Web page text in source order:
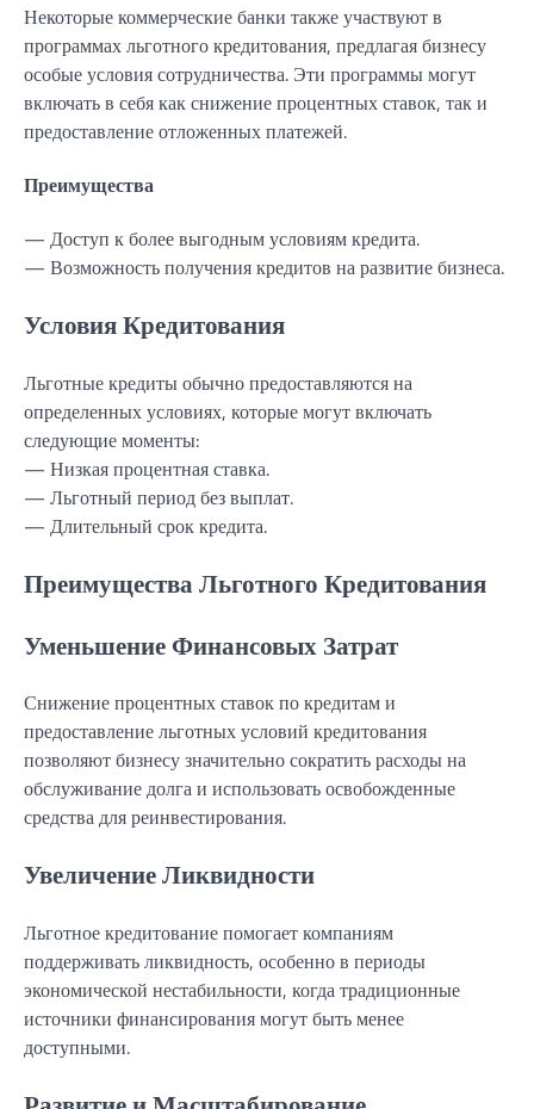
Некоторые коммерческие банки также участвуют в
программах льготного кредитования, предлагая бизнесу
особые условия сотрудничества. Эти программы могут
включать в себя как снижение процентных ставок, так и
предоставление отложенных платежей.
Преимущества
— Доступ к более выгодным условиям кредита.
— Возможность получения кредитов на развитие бизнеса.
Условия Кредитования
Льготные кредиты обычно предоставляются на
определенных условиях, которые могут включать
следующие моменты:
— Низкая процентная ставка.
— Льготный период без выплат.
— Длительный срок кредита.
Преимущества Льготного Кредитования
Уменьшение Финансовых Затрат
Снижение процентных ставок по кредитам и
предоставление льготных условий кредитования
позволяют бизнесу значительно сократить расходы на
обслуживание долга и использовать освобожденные
средства для реинвестирования.
Увеличение Ликвидности
Льготное кредитование помогает компаниям
поддерживать ликвидность, особенно в периоды
экономической нестабильности, когда традиционные
источники финансирования могут быть менее
доступными.